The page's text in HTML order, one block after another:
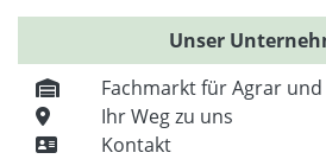
Unser
Fachmarkt für Agrar
Ihr Weg zu uns
Kontakt